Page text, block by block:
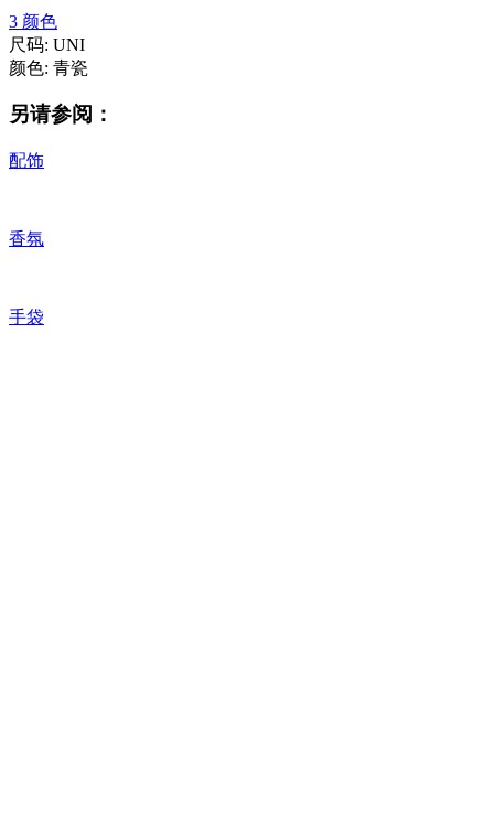
3 颜色
尺码: UNI
颜色: 青瓷
另请参阅：
配饰
香氛
手袋